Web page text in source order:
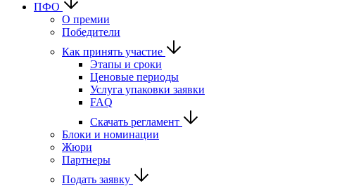
ПФО
О премии
Победители
Как принять участие
Этапы и сроки
Ценовые периоды
Услуга упаковки заявки
FAQ
Скачать регламент
Блоки и номинации
Жюри
Партнеры
Подать заявку